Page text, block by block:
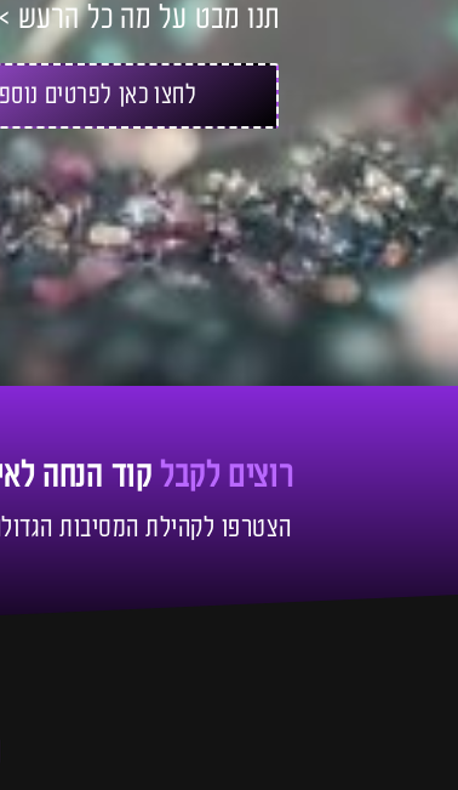
תנו מבט על מה כל הרעש >
לחצו כאן לפרטים
רוצים לקבל קוד הנחה
הצטרפו לקהילת המסיבות